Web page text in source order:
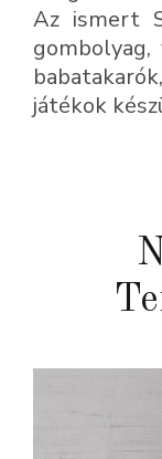
Az ismert
gombolyag,
játékok